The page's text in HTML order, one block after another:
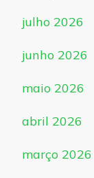
julho 2026
junho 2026
maio 2026
abril 2026
março 2026